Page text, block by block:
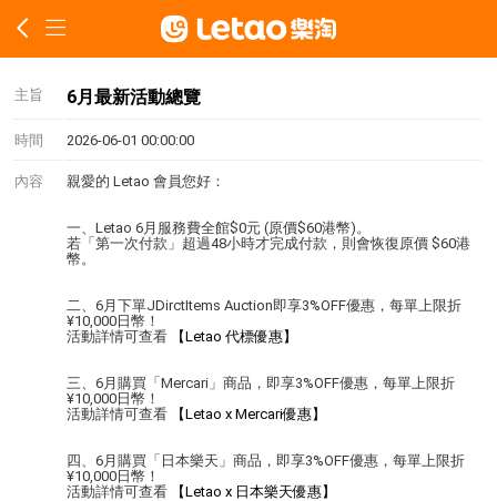
主旨 6月最新活動總覽
時間 2026-06-01 00:00:00
內容 親愛的 Letao 會員您好：
一、Letao 6月服務費全館$0元 (原價$60港幣)。
若「第一次付款」超過48小時才完成付款，則會恢復原價 $60港
幣。
二、6月下單JDirctItems Auction即享3%OFF優惠，每單上限折
¥10,000日幣！
活動詳情可查看 【Letao 代標優惠】
三、6月購買「Mercari」商品，即享3%OFF優惠，每單上限折
¥10,000日幣！
活動詳情可查看 【Letao x Mercari優惠】
四、6月購買「日本樂天」商品，即享3%OFF優惠，每單上限折
¥10,000日幣！
活動詳情可查看 【Letao x 日本樂天優惠】